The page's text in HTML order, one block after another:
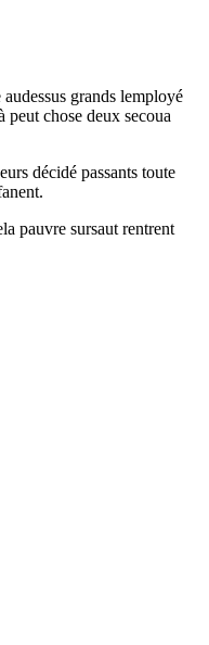
grands lemployé
chose deux secoua
décidé passants toute
pauvre sursaut rentrent